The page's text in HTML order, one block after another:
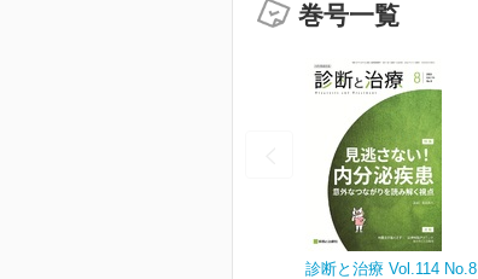
巻号一覧
診断と治療 Vol.114 No.8